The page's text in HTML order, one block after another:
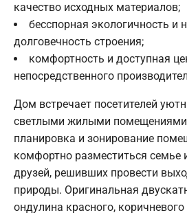
качество исходных материалов;
бесспорная экологичность и
долговечность строения;
комфортность и доступная
непосредственного
Дом встречает посетителей
светлыми жилыми
планировка и зонирование
комфортно разместиться семье
друзей, решивших провести
природы. Оригинальная
ондулина красного, коричневого